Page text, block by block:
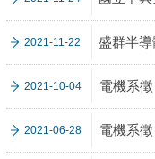
2021-11-22 盛群半
2021-10-04 電機系
2021-06-28 電機系